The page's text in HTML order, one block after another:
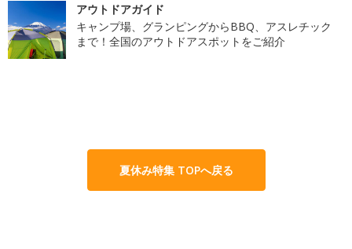
アウトドアガイド
キャンプ場、グランピングからBBQ、アスレチック
まで！全国のアウトドアスポットをご紹介
夏休み特集 TOPへ戻る